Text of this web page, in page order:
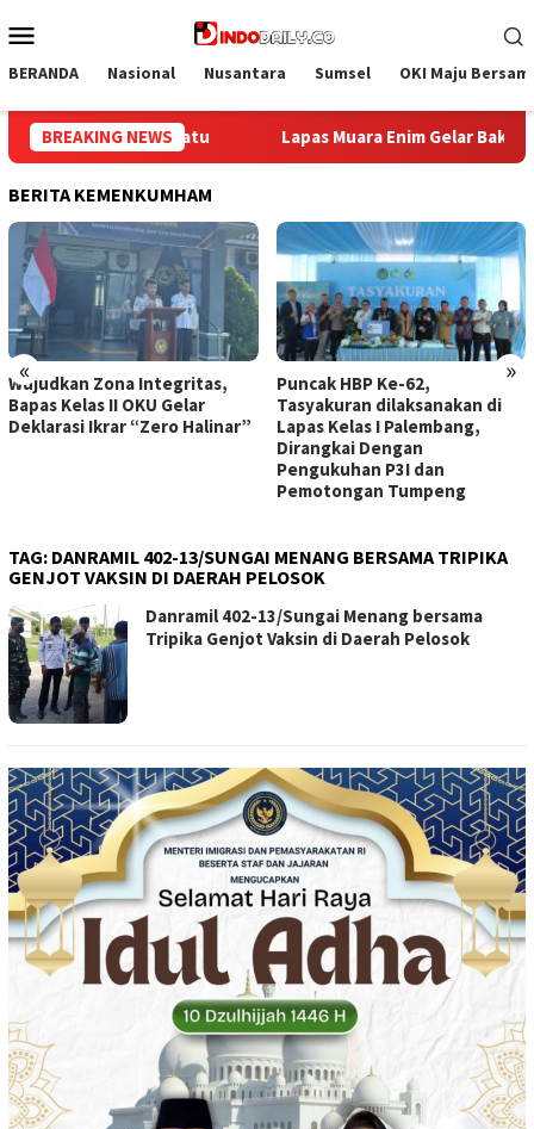
ke
Mobile
BERANDA Nasional Nusantara Sumsel OKI Maju
BREAKING NEWS
Sosial Donor Darah dalam Rangka Memperingati HUT ke-81
BERITA KEMENKUMHAM
« »
Puncak HBP Ke-62,
Tasyakuran dilaksanakan di
Lapas Kelas I Palembang,
Lapas Sekayu Gandeng
Lembaga PDKP Perkuat
Pemahaman Hukum Warga
Binaan Lapas Sekayu
TAG: DANRAMIL 402-13/SUNGAI MENANG BERSAMA TRIPIKA
GENJOT VAKSIN DI DAERAH PELOSOK
Danramil 402-13/Sungai Menang bersama
Tripika Genjot Vaksin di Daerah Pelosok